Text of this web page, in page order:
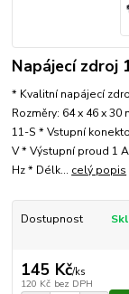
Napájecí zdroj
* Kvalitní napájecí
Rozměry: 64 x 46 x
11-S * Vstupní
V * Výstupní proud 1
Hz * Délk... celý popis
Dostupnost
145 Kč/ks
120 Kč bez DPH